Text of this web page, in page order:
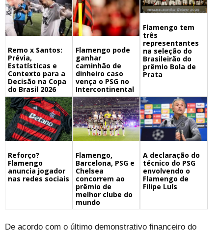
Remo x Santos:
Prévia,
Estatísticas e
Contexto para a
Decisão na Copa
do Brasil 2026
Flamengo pode
ganhar
caminhão de
dinheiro caso
vença o PSG no
Intercontinental
Flamengo tem
três
representantes
na seleção do
Brasileirão do
prêmio Bola de
Prata
Reforço?
Flamengo
anuncia jogador
nas redes sociais
Flamengo,
Barcelona, PSG e
Chelsea
concorrem ao
prêmio de
melhor clube do
mundo
A declaração do
técnico do PSG
envolvendo o
Flamengo de
Filipe Luís
De acordo com o último demonstrativo financeiro do